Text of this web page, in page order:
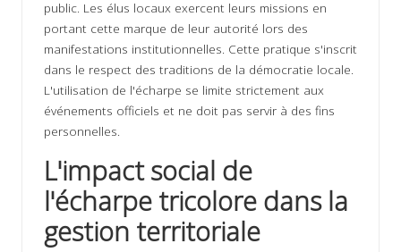
public. Les élus locaux exercent leurs missions en
portant cette marque de leur autorité lors des
manifestations institutionnelles. Cette pratique s'inscrit
dans le respect des traditions de la démocratie locale.
L'utilisation de l'écharpe se limite strictement aux
événements officiels et ne doit pas servir à des fins
personnelles.
L'impact social de
l'écharpe tricolore dans la
gestion territoriale